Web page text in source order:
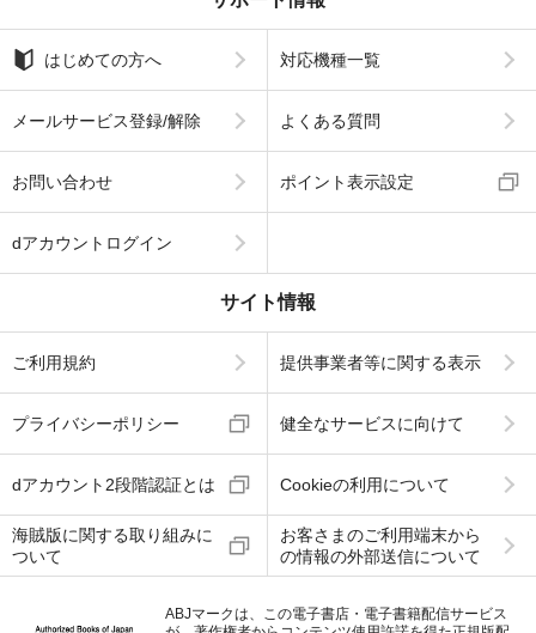
はじめての方へ 対応機種一覧
メールサービス登録/解除 よくある質問
お問い合わせ ポイント表示設定
dアカウントログイン
サイト情報
ご利用規約 提供事業者等に関する表示
プライバシーポリシー 健全なサービスに向けて
dアカウント2段階認証とは Cookieの利用について
海賊版に関する取り組みに
ついて
お客さまのご利用端末から
の情報の外部送信について
ABJマークは、この電子書店・電子書籍配信サービス